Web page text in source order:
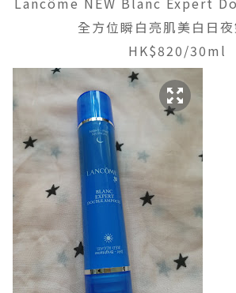
全方位瞬白亮肌美白日
HK$820/30ml